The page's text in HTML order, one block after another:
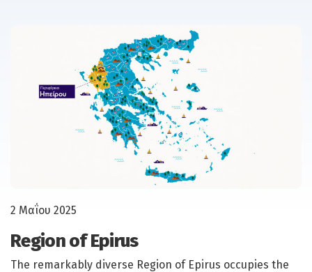
2 Μαΐου 2025
Region of Epirus
The remarkably diverse Region of Epirus occupies the